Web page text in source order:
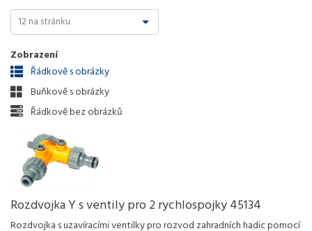
Zobrazení
Řádkově s obrázky
Buňkově s obrázky
Řádkově bez obrázků
Rozdvojka Y s ventily pro 2 rychlospojky 45134
Rozdvojka s uzavíracími ventilky pro rozvod zahradních hadic pomocí